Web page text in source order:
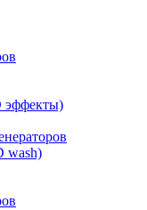
эффекты)
wash)